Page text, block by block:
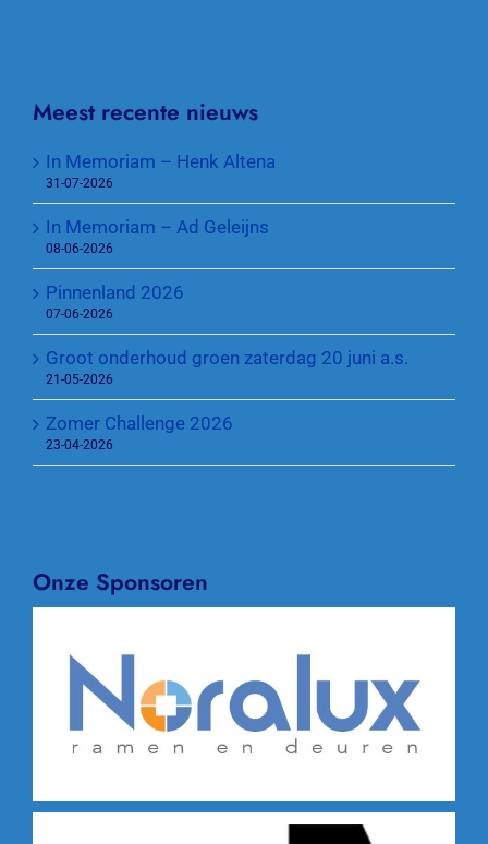
Meest recente nieuws
In Memoriam – Henk Altena
31-07-2026
In Memoriam – Ad Geleijns
08-06-2026
Pinnenland 2026
07-06-2026
Groot onderhoud groen zaterdag 20 juni a.s.
21-05-2026
Zomer Challenge 2026
23-04-2026
Onze Sponsoren